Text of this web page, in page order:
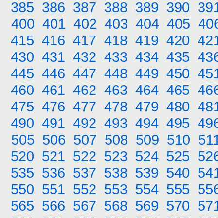
385 386 387 388 389 390
400 401 402 403 404 405
415 416 417 418 419 420
430 431 432 433 434 435
445 446 447 448 449 450
460 461 462 463 464 465
475 476 477 478 479 480
490 491 492 493 494 495
505 506 507 508 509 510
520 521 522 523 524 525
535 536 537 538 539 540
550 551 552 553 554 555
565 566 567 568 569 570